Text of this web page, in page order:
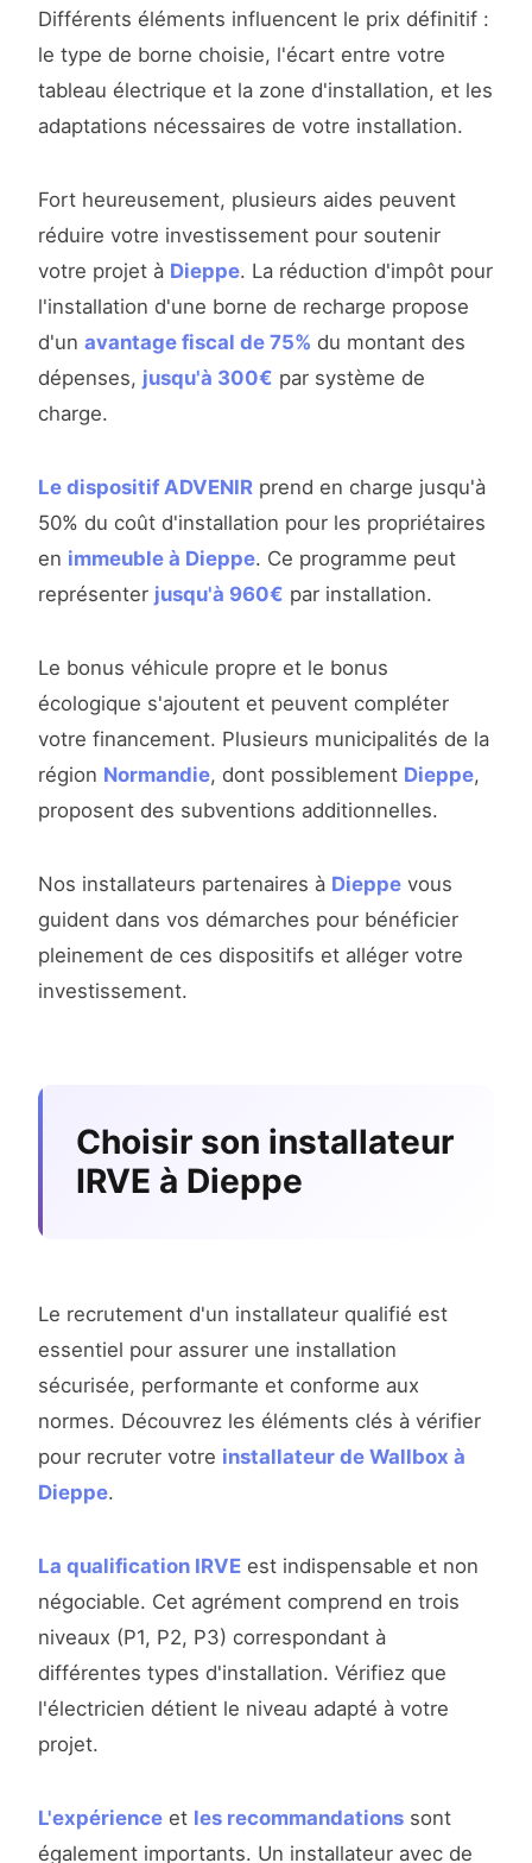
Différents éléments influencent le prix définitif :
le type de borne choisie, l'écart entre votre
tableau électrique et la zone d'installation, et les
adaptations nécessaires de votre installation.
Fort heureusement, plusieurs aides peuvent
réduire votre investissement pour soutenir
votre projet à Dieppe. La réduction d'impôt pour
l'installation d'une borne de recharge propose
d'un avantage fiscal de 75% du montant des
dépenses, jusqu'à 300€ par système de
charge.
Le dispositif ADVENIR prend en charge jusqu'à
50% du coût d'installation pour les propriétaires
en immeuble à Dieppe. Ce programme peut
représenter jusqu'à 960€ par installation.
Le bonus véhicule propre et le bonus
écologique s'ajoutent et peuvent compléter
votre financement. Plusieurs municipalités de la
région Normandie, dont possiblement Dieppe,
proposent des subventions additionnelles.
Nos installateurs partenaires à Dieppe vous
guident dans vos démarches pour bénéficier
pleinement de ces dispositifs et alléger votre
investissement.
Choisir son installateur
IRVE à Dieppe
Le recrutement d'un installateur qualifié est
essentiel pour assurer une installation
sécurisée, performante et conforme aux
normes. Découvrez les éléments clés à vérifier
pour recruter votre installateur de Wallbox à
Dieppe.
La qualification IRVE est indispensable et non
négociable. Cet agrément comprend en trois
niveaux (P1, P2, P3) correspondant à
différentes types d'installation. Vérifiez que
l'électricien détient le niveau adapté à votre
projet.
L'expérience et les recommandations sont
également importants. Un installateur avec de